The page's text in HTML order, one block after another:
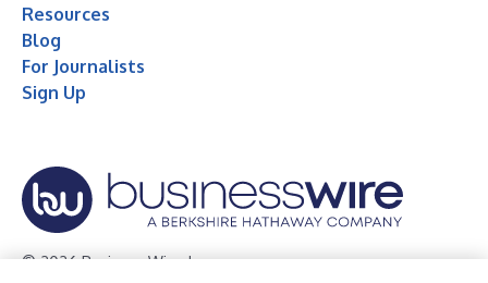
Resources
Blog
For Journalists
Sign Up
© 2026 Business Wire, Inc.